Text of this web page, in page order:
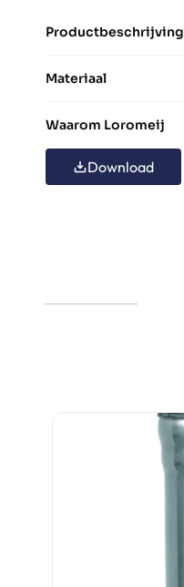
Productbeschrijving
Materiaal
Waarom Loromeij
Download